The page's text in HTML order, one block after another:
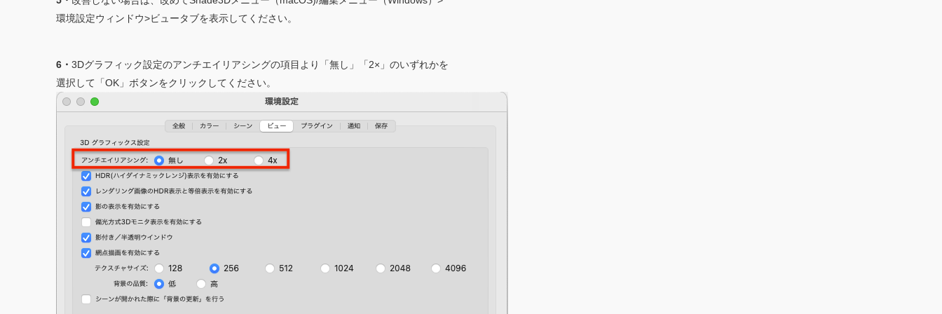
環境設定ウィンドウ>ビュータブを表示してください。
6・3Dグラフィック設定のアンチエイリアシングの項目より「無し」「2×」のいずれかを
選択して「OK」ボタンをクリックしてください。